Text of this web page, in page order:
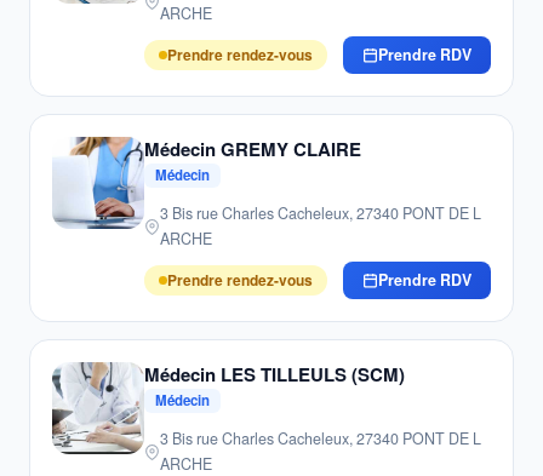
ARCHE
Prendre rendez-vous
Prendre RDV
Médecin GREMY CLAIRE
Médecin
3 Bis rue Charles Cacheleux, 27340 PONT DE L
ARCHE
Prendre rendez-vous
Prendre RDV
Médecin LES TILLEULS (SCM)
Médecin
3 Bis rue Charles Cacheleux, 27340 PONT DE L
ARCHE